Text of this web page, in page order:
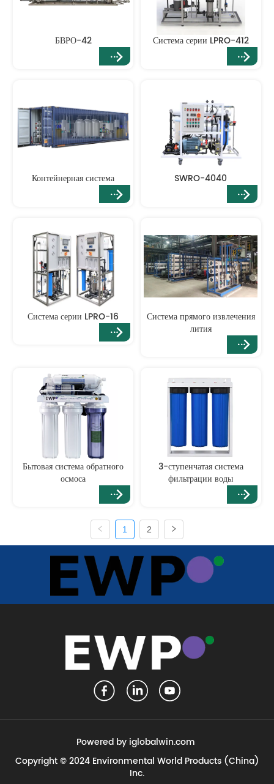
БВРО-42 Система серии LPRO-412
Контейнерная система SWRO-4040
Система серии LPRO-16
Система прямого извлечения
лития
Бытовая система обратного
осмоса
3-ступенчатая система
фильтрации воды
1 2
Powered by iglobalwin.com
Copyright © 2024 Environmental World Products (China)
Inc.